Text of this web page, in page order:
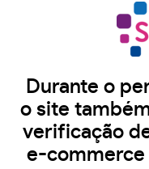
Durante o
o site
verificação
e-commerce